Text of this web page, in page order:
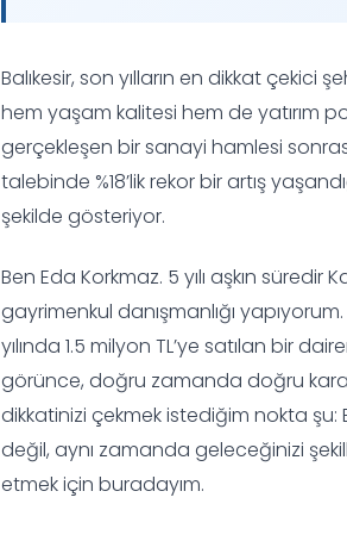
Balıkesir, son yılların en dikkat çekici
hem yaşam kalitesi hem de yatırım
gerçekleşen bir sanayi hamlesi
talebinde %18’lik rekor bir artış
şekilde gösteriyor.
Ben Eda Korkmaz. 5 yılı aşkın
gayrimenkul danışmanlığı
yılında 1.5 milyon TL’ye satılan bir
görünce, doğru zamanda doğru
dikkatinizi çekmek istediğim nokta şu:
değil, aynı zamanda geleceğinizi
etmek için buradayım.